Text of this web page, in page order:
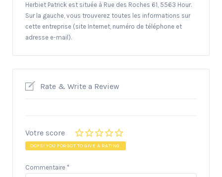
Herbiet Patrick est située à Rue des Roches 61, 5563 Hour.
Sur la gauche, vous trouverez toutes les informations sur
cette entreprise (site Internet, numéro de téléphone et
adresse e-mail).
Rate & Write a Review
Votre score
OOPS! YOU FORGOT TO GIVE A RATING.
Commentaire *